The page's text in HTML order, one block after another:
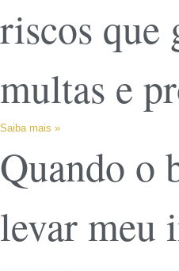
riscos que
multas e
Saiba mais »
Quando o
levar meu